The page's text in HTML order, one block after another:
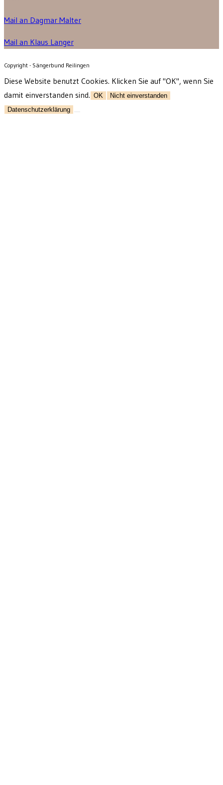
Mail an Dagmar Malter
Mail an Klaus Langer
Copyright - Sängerbund Reilingen
Diese Website benutzt Cookies. Klicken Sie auf "OK", wenn Sie
damit einverstanden sind. OK
Nicht einverstanden
Datenschutzerklärung